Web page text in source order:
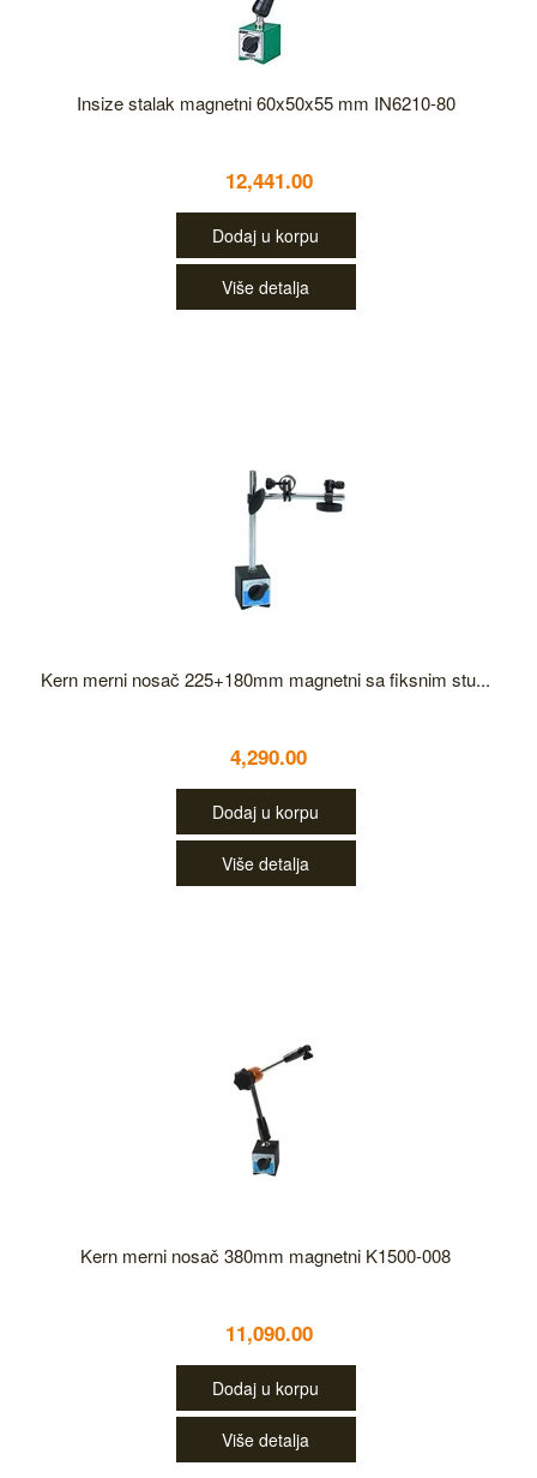
Insize stalak magnetni 60x50x55 mm IN6210-80
12,441.00
Dodaj u korpu
Više detalja
Kern merni nosač 225+180mm magnetni sa fiksnim stu...
4,290.00
Dodaj u korpu
Više detalja
Kern merni nosač 380mm magnetni K1500-008
11,090.00
Dodaj u korpu
Više detalja